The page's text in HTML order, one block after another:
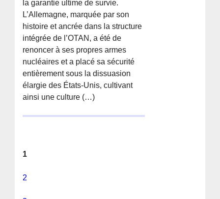
la garantie ultime de survie.
L’Allemagne, marquée par son
histoire et ancrée dans la structure
intégrée de l’OTAN, a été de
renoncer à ses propres armes
nucléaires et a placé sa sécurité
entièrement sous la dissuasion
élargie des États-Unis, cultivant
ainsi une culture (…)
1
2